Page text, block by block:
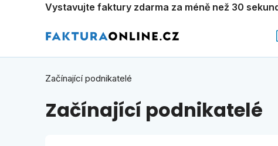
Vystavujte faktury zdarma za méně než 30
Začínající podnikatelé
Začínající podnikatelé